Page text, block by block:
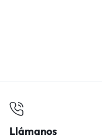
Llámanos